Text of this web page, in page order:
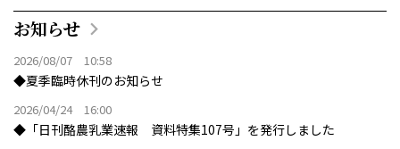
お知らせ
2026/08/07 10:58
◆夏季臨時休刊のお知らせ
2026/04/24 16:00
◆「日刊酪農乳業速報 資料特集107号」を発行しました